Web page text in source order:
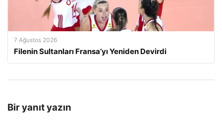
7 Ağustos 2026
Filenin Sultanları Fransa’yı Yeniden Devirdi
Bir yanıt yazın